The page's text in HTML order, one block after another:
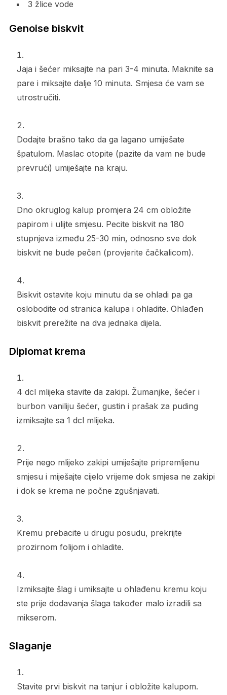
3 žlice vode
Genoise biskvit
Jaja i šećer miksajte na pari 3-4 minuta. Maknite sa
pare i miksajte dalje 10 minuta. Smjesa će vam se
utrostručiti.
Dodajte brašno tako da ga lagano umiješate
špatulom. Maslac otopite (pazite da vam ne bude
prevrući) umiješajte na kraju.
Dno okruglog kalup promjera 24 cm obložite
papirom i ulijte smjesu. Pecite biskvit na 180
stupnjeva između 25-30 min, odnosno sve dok
biskvit ne bude pečen (provjerite čačkalicom).
Biskvit ostavite koju minutu da se ohladi pa ga
oslobodite od stranica kalupa i ohladite. Ohlađen
biskvit prerežite na dva jednaka dijela.
Diplomat krema
4 dcl mlijeka stavite da zakipi. Žumanjke, šećer i
burbon vaniliju šećer, gustin i prašak za puding
izmiksajte sa 1 dcl mlijeka.
Prije nego mlijeko zakipi umiješajte pripremljenu
smjesu i miješajte cijelo vrijeme dok smjesa ne zakipi
i dok se krema ne počne zgušnjavati.
Kremu prebacite u drugu posudu, prekrijte
prozirnom folijom i ohladite.
Izmiksajte šlag i umiksajte u ohlađenu kremu koju
ste prije dodavanja šlaga također malo izradili sa
mikserom.
Slaganje
Stavite prvi biskvit na tanjur i obložite kalupom.